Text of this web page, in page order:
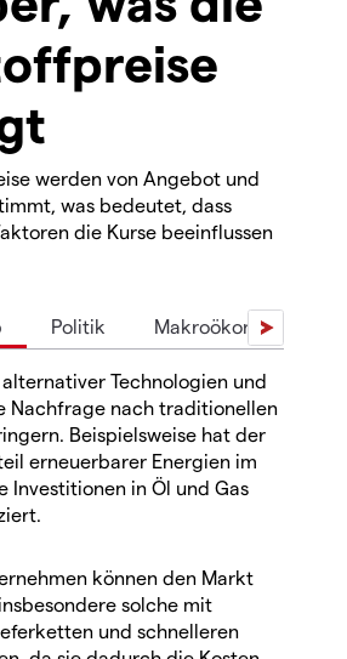
werden von Angebot und
was bedeutet, dass
die Kurse beeinflussen
Politik Makroökonomie
Technologien und
Nachfrage nach traditionellen
Beispielsweise hat der
erneuerbarer Energien im
Investitionen in Öl und Gas
können den Markt
solche mit
und schnelleren